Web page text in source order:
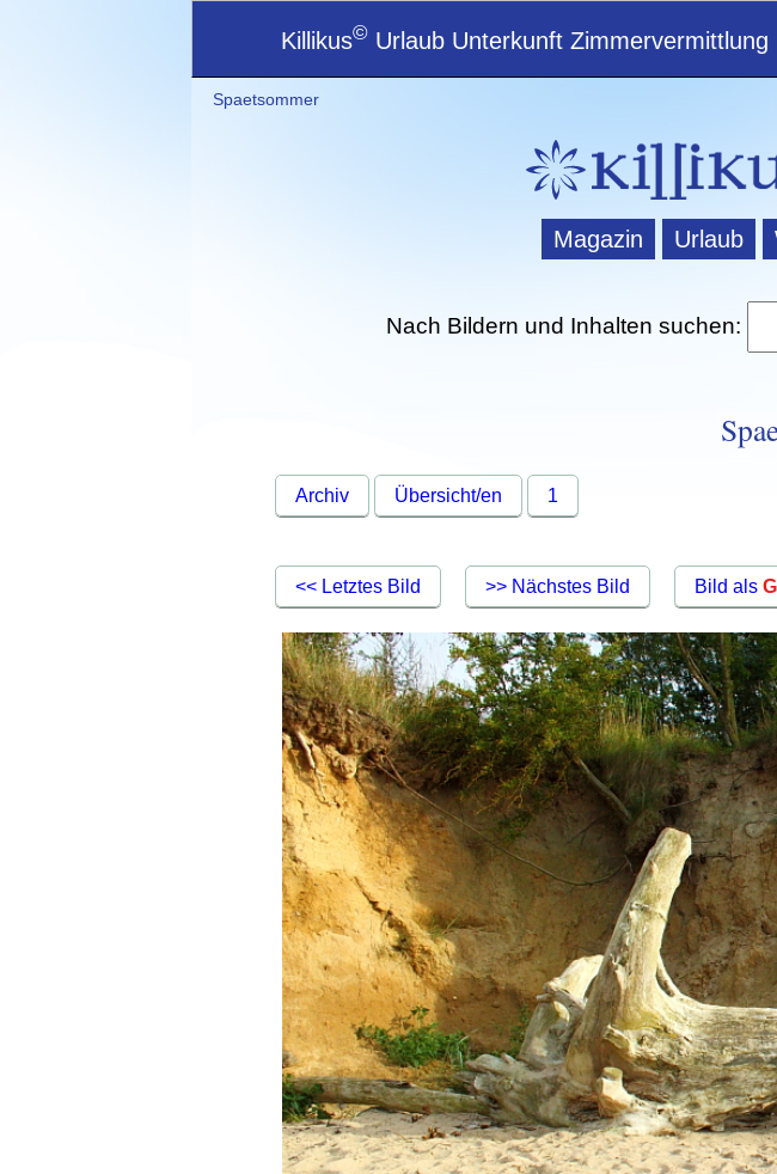
Killikus© Urlaub Unterkunft
Spaetsommer
Magazin Urlaub
Nach Bildern und Inhalten suchen:
Archiv Übersicht/en 1
<< Letztes Bild >> Nächstes Bild Bild als